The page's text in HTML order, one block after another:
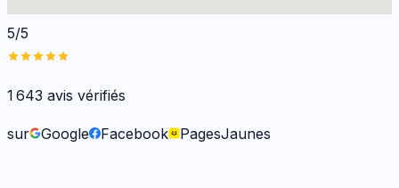
5/5
1 643 avis vérifiés
sur Google Facebook PagesJaunes